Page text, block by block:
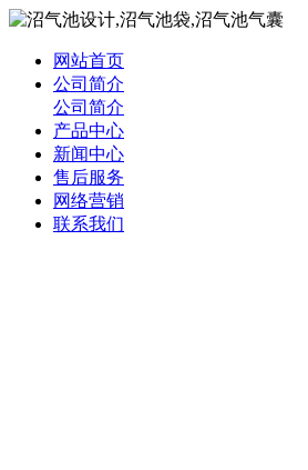
网站首页
公司简介
公司简介
产品中心
新闻中心
售后服务
网络营销
联系我们